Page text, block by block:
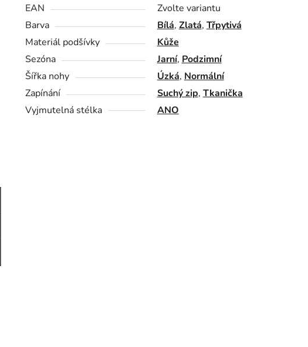
EAN
Zvolte variantu
Barva
Bílá, Zlatá, Třpytivá
Materiál podšívky
Kůže
Sezóna
Jarní, Podzimní
Šířka nohy
Úzká, Normální
Zapínání
Suchý zip, Tkanička
Vyjmutelná stélka
ANO